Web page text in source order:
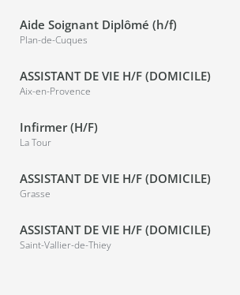
Aide Soignant Diplômé (h/f)
Plan-de-Cuques
ASSISTANT DE VIE H/F (DOMICILE)
Aix-en-Provence
Infirmer (H/F)
La Tour
ASSISTANT DE VIE H/F (DOMICILE)
Grasse
ASSISTANT DE VIE H/F (DOMICILE)
Saint-Vallier-de-Thiey